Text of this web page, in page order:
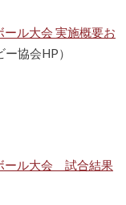
ル大会 実施概要お
ー協会HP）
ール大会 試合結果